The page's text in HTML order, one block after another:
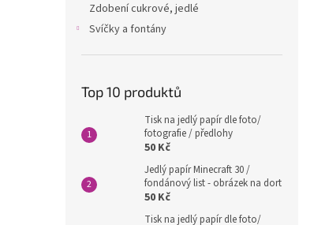
Zdobení cukrové, jedlé
Svíčky a fontány
Top 10 produktů
Tisk na jedlý papír dle foto/
fotografie / předlohy
50 Kč
Jedlý papír Minecraft 30 /
fondánový list - obrázek na dort
50 Kč
Tisk na jedlý papír dle foto/